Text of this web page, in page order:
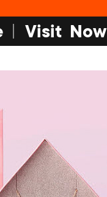
Visit Now